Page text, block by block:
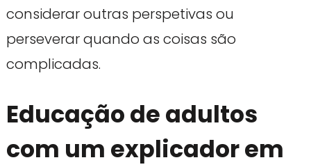
considerar outras perspetivas ou
perseverar quando as coisas são
complicadas.
Educação de adultos
com um explicador em